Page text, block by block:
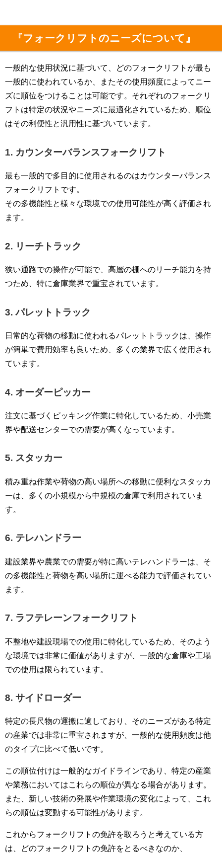
『フォークリフトのニーズについて』
一般的な使用状況に基づいて、どのフォークリフトが最も
一般的に使われているか、またその使用頻度によってニー
ズに順位をつけることは可能です。それぞれのフォークリ
フトは特定の状況やニーズに最適化されているため、順位
はその利便性と汎用性に基づいています。
1. カウンターバランスフォークリフト
最も一般的で多目的に使用されるのはカウンターバランス
フォークリフトです。
その多機能性と様々な環境での使用可能性が高く評価され
ます。
2. リーチトラック
狭い通路での操作が可能で、高層の棚へのリーチ能力を持
つため、特に倉庫業界で重宝されています。
3. パレットトラック
日常的な荷物の移動に使われるパレットトラックは、操作
が簡単で費用効率も良いため、多くの業界で広く使用され
ています。
4. オーダーピッカー
注文に基づくピッキング作業に特化しているため、小売業
界や配送センターでの需要が高くなっています。
5. スタッカー
積み重ね作業や荷物の高い場所への移動に便利なスタッカ
ーは、多くの小規模から中規模の倉庫で利用されていま
す。
6. テレハンドラー
建設業界や農業での需要が特に高いテレハンドラーは、そ
の多機能性と荷物を高い場所に運べる能力で評価されてい
ます。
7. ラフテレーンフォークリフト
不整地や建設現場での使用に特化しているため、そのよう
な環境では非常に価値がありますが、一般的な倉庫や工場
での使用は限られています。
8. サイドローダー
特定の長尺物の運搬に適しており、そのニーズがある特定
の産業では非常に重宝されますが、一般的な使用頻度は他
のタイプに比べて低いです。
この順位付けは一般的なガイドラインであり、特定の産業
や業務においてはこれらの順位が異なる場合があります。
また、新しい技術の発展や作業環境の変化によって、これ
らの順位は変動する可能性があります。
これからフォークリフトの免許を取ろうと考えている方
は、どのフォークリフトの免許をとるべきなのか、